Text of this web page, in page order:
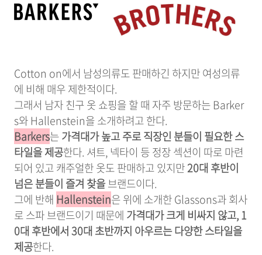
Cotton on에서 남성의류도 판매하긴 하지만 여성의류
에 비해 매우 제한적이다.
그래서 남자 친구 옷 쇼핑을 할 때 자주 방문하는 Barker
s와 Hallenstein을 소개하려고 한다.
Barkers는가격대가 높고 주로 직장인 분들이 필요한 스
타일을 제공한다. 셔트, 넥타이 등 정장 섹션이 따로 마련
되어 있고 캐주얼한 옷도 판매하고 있지만20대 후반이
넘은 분들이 즐겨 찾을브랜드이다.
그에 반해 Hallenstein은 위에 소개한 Glassons과 회사
로 스파 브랜드이기 때문에 가격대가 크게 비싸지 않고, 1
0대 후반에서 30대 초반까지 아우르는 다양한 스타일을
제공한다.